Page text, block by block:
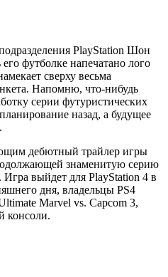
PlayStation Шон
футболке напечатано лого
сверху весьма
Напомню, что-нибудь
серии футуристических
назад, а будущее
дебютный трайлер игры
знаменитую серию
выйдет для PlayStation 4 в
дня, владельцы PS4
Marvel vs. Capcom 3,
консоли.